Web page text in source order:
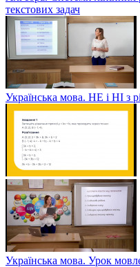
текстових задач
Українська мова. НЕ і НІ з
Українська мова. Урок